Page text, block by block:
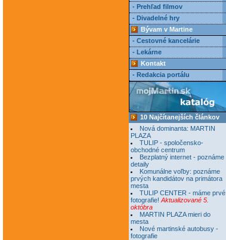
- Prehľad filmov
- Divadelné hry
Bývam v Martine
- Cestovné kancelárie
- Lekárne
Kontakt
- Redakcia portálu
10 Najčítanejších článkov
Nová dominanta: MARTIN
PLAZA
TULIP - spoločensko-
obchodné centrum
Bezplatný internet - poznáme
detaily
Komunálne voľby: poznáme
prvých kandidátov na primátora
mesta
TULIP CENTER - máme prvé
fotografie! Aktualizované 5.
októbra
MARTIN PLAZA mieri do
mesta
Nové martinské autobusy -
fotografie